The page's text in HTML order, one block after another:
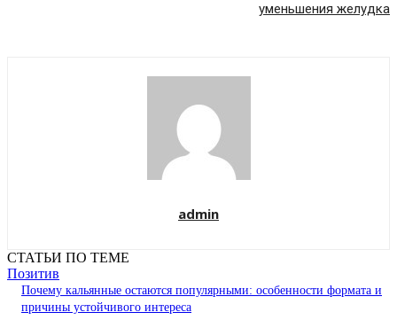
уменьшения желудка
admin
СТАТЬИ ПО ТЕМЕ
Позитив
Почему кальянные остаются популярными: особенности формата и
причины устойчивого интереса